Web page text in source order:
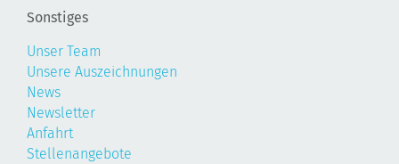
Sonstiges
Unser Team
Unsere Auszeichnungen
News
Newsletter
Anfahrt
Stellenangebote